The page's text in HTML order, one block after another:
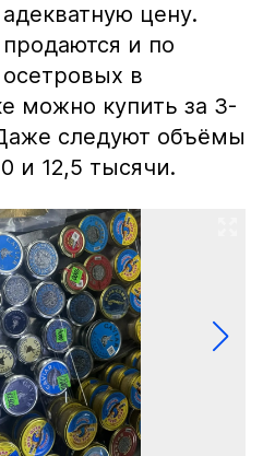
цену.
и по
в
можно купить за 3-
следуют объёмы
и 12,5 тысячи.